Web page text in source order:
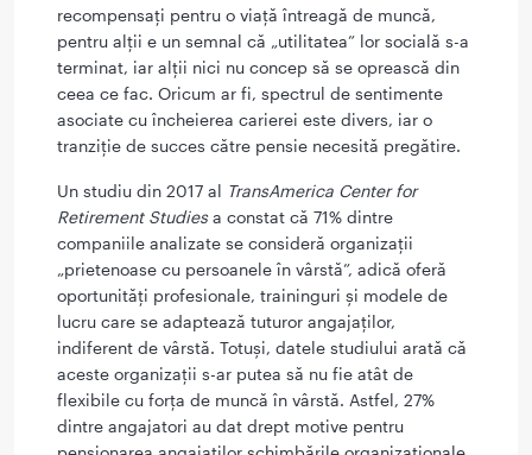
recompensați pentru o viață întreagă de muncă,
pentru alții e un semnal că „utilitatea” lor socială s-a
terminat, iar alții nici nu concep să se oprească din
ceea ce fac. Oricum ar fi, spectrul de sentimente
asociate cu încheierea carierei este divers, iar o
tranziție de succes către pensie necesită pregătire.
Un studiu din 2017 al TransAmerica Center for
Retirement Studiesa constat că 71% dintre
companiile analizate se consideră organizații
„prietenoase cu persoanele în vârstă”, adică oferă
oportunități profesionale, traininguri și modele de
lucru care se adaptează tuturor angajaților,
indiferent de vârstă. Totuși, datele studiului arată că
aceste organizații s-ar putea să nu fie atât de
flexibile cu forța de muncă în vârstă. Astfel, 27%
dintre angajatori au dat drept motive pentru